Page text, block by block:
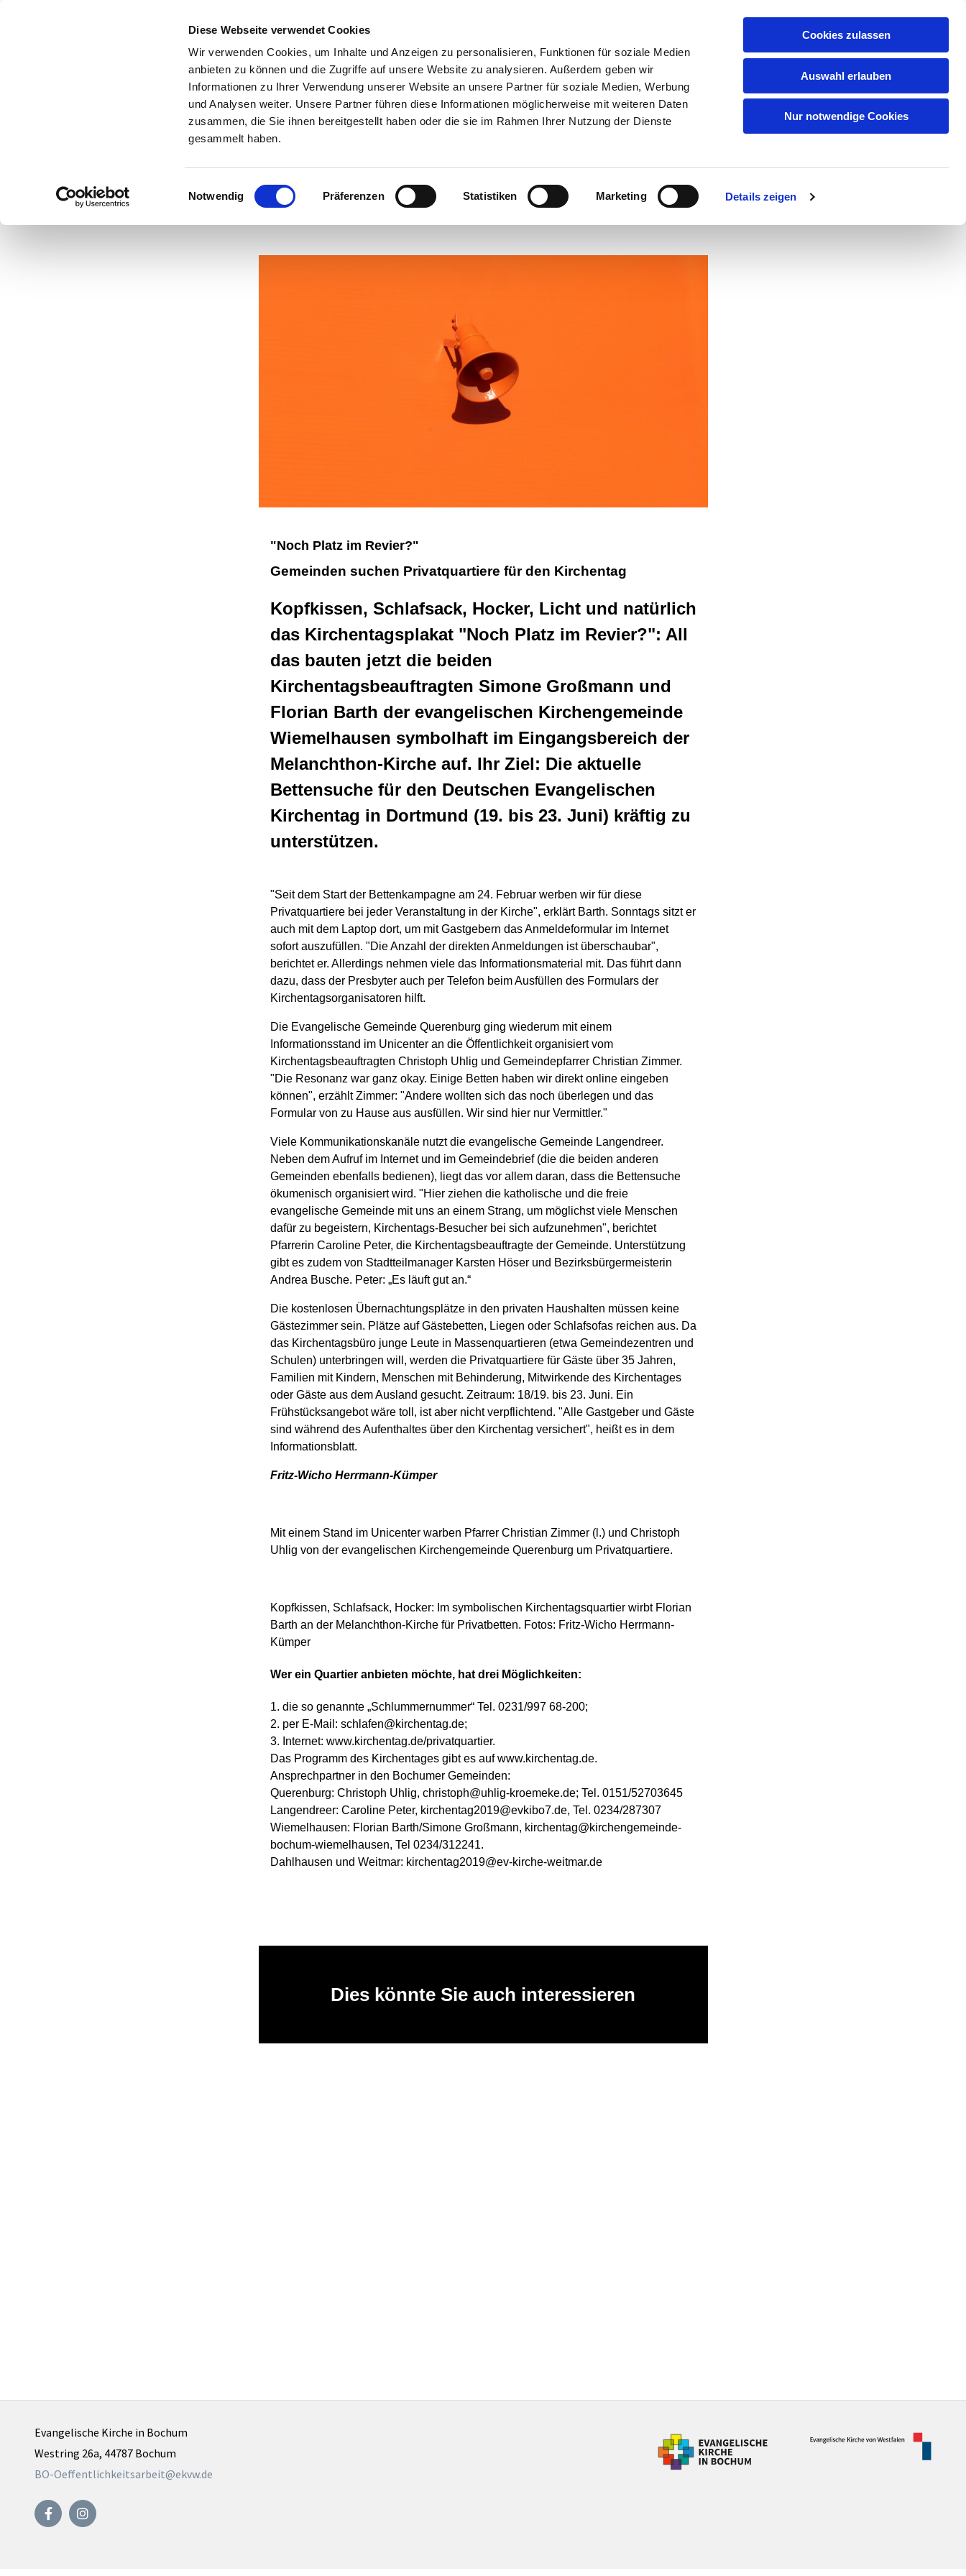
Diese Webseite verwendet Cookies
Wir verwenden Cookies, um Inhalte und Anzeigen zu personalisieren, Funktionen für soziale Medien
anbieten zu können und die Zugriffe auf unsere Website zu analysieren. Außerdem geben wir
Informationen zu Ihrer Verwendung unserer Website an unsere Partner für soziale Medien, Werbung
und Analysen weiter. Unsere Partner führen diese Informationen möglicherweise mit weiteren Daten
zusammen, die Sie ihnen bereitgestellt haben oder die sie im Rahmen Ihrer Nutzung der Dienste
gesammelt haben.
Einwilligungsauswahl
Notwendig Präferenzen Statistiken Marketing Details zeigen
Cookies zulassen
Auswahl erlauben
Nur notwendige Cookies
ÜBER UNS FAQ
"Noch Platz im Revier?"
#Webseiten-Migration
"Noch Platz im Revier?"
Gemeinden suchen Privatquartiere für den Kirchentag
Kopfkissen, Schlafsack, Hocker, Licht und natürlich
das Kirchentagsplakat "Noch Platz im Revier?": All
das bauten jetzt die beiden
Kirchentagsbeauftragten Simone Großmann und
Florian Barth der evangelischen Kirchengemeinde
Wiemelhausen symbolhaft im Eingangsbereich der
Melanchthon-Kirche auf. Ihr Ziel: Die aktuelle
Bettensuche für den Deutschen Evangelischen
Kirchentag in Dortmund (19. bis 23. Juni) kräftig zu
unterstützen.
"Seit dem Start der Bettenkampagne am 24. Februar werben wir für diese
Privatquartiere bei jeder Veranstaltung in der Kirche", erklärt Barth. Sonntags sitzt er
auch mit dem Laptop dort, um mit Gastgebern das Anmeldeformular im Internet
sofort auszufüllen. "Die Anzahl der direkten Anmeldungen ist überschaubar",
berichtet er. Allerdings nehmen viele das Informationsmaterial mit. Das führt dann
dazu, dass der Presbyter auch per Telefon beim Ausfüllen des Formulars der
Kirchentagsorganisatoren hilft.
Die Evangelische Gemeinde Querenburg ging wiederum mit einem
Informationsstand im Unicenter an die Öffentlichkeit organisiert vom
Kirchentagsbeauftragten Christoph Uhlig und Gemeindepfarrer Christian Zimmer.
"Die Resonanz war ganz okay. Einige Betten haben wir direkt online eingeben
können", erzählt Zimmer: "Andere wollten sich das noch überlegen und das
Formular von zu Hause aus ausfüllen. Wir sind hier nur Vermittler."
Viele Kommunikationskanäle nutzt die evangelische Gemeinde Langendreer.
Neben dem Aufruf im Internet und im Gemeindebrief (die die beiden anderen
Gemeinden ebenfalls bedienen), liegt das vor allem daran, dass die Bettensuche
ökumenisch organisiert wird. "Hier ziehen die katholische und die freie
evangelische Gemeinde mit uns an einem Strang, um möglichst viele Menschen
dafür zu begeistern, Kirchentags-Besucher bei sich aufzunehmen", berichtet
Pfarrerin Caroline Peter, die Kirchentagsbeauftragte der Gemeinde. Unterstützung
gibt es zudem von Stadtteilmanager Karsten Höser und Bezirksbürgermeisterin
Andrea Busche. Peter: „Es läuft gut an.“
Die kostenlosen Übernachtungsplätze in den privaten Haushalten müssen keine
Gästezimmer sein. Plätze auf Gästebetten, Liegen oder Schlafsofas reichen aus. Da
das Kirchentagsbüro junge Leute in Massenquartieren (etwa Gemeindezentren und
Schulen) unterbringen will, werden die Privatquartiere für Gäste über 35 Jahren,
Familien mit Kindern, Menschen mit Behinderung, Mitwirkende des Kirchentages
oder Gäste aus dem Ausland gesucht. Zeitraum: 18/19. bis 23. Juni. Ein
Frühstücksangebot wäre toll, ist aber nicht verpflichtend. "Alle Gastgeber und Gäste
sind während des Aufenthaltes über den Kirchentag versichert", heißt es in dem
Informationsblatt.
Fritz-Wicho Herrmann-Kümper
Mit einem Stand im Unicenter warben Pfarrer Christian Zimmer (l.) und Christoph
Uhlig von der evangelischen Kirchengemeinde Querenburg um Privatquartiere.
Kopfkissen, Schlafsack, Hocker: Im symbolischen Kirchentagsquartier wirbt Florian
Barth an der Melanchthon-Kirche für Privatbetten. Fotos: Fritz-Wicho Herrmann-
Kümper
Wer ein Quartier anbieten möchte, hat drei Möglichkeiten:
1. die so genannte „Schlummernummer“ Tel. 0231/997 68-200;
2. per E-Mail: schlafen@kirchentag.de;
3. Internet: www.kirchentag.de/privatquartier.
Das Programm des Kirchentages gibt es auf www.kirchentag.de.
Ansprechpartner in den Bochumer Gemeinden:
Querenburg: Christoph Uhlig, christoph@uhlig-kroemeke.de; Tel. 0151/52703645
Langendreer: Caroline Peter, kirchentag2019@evkibo7.de, Tel. 0234/287307
Wiemelhausen: Florian Barth/Simone Großmann, kirchentag@kirchengemeinde-
bochum-wiemelhausen, Tel 0234/312241.
Dahlhausen und Weitmar: kirchentag2019@ev-kirche-weitmar.de
Dies könnte Sie auch interessieren
Evangelische Kirche in Bochum
Westring 26a, 44787 Bochum
BO-Oeffentlichkeitsarbeit@ekvw.de